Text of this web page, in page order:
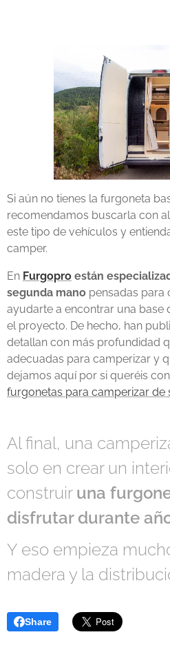
Si aún no tienes la furgoneta
recomendamos buscarla con
este tipo de vehículos y
camper.
En Furgopro están
segunda mano pensadas para
ayudarte a encontrar una base
el proyecto. De hecho, han
detallan con más profundidad
adecuadas para camperizar y
dejamos aquí por si queréis
furgonetas para camperizar de
Al final, una
solo en crear un
construir una
disfrutar durante
Y eso empieza
madera y la
Share